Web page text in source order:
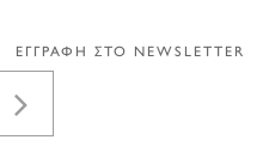
ΕΓΓΡΑΦΗ ΣΤΟ NEWSLETTER